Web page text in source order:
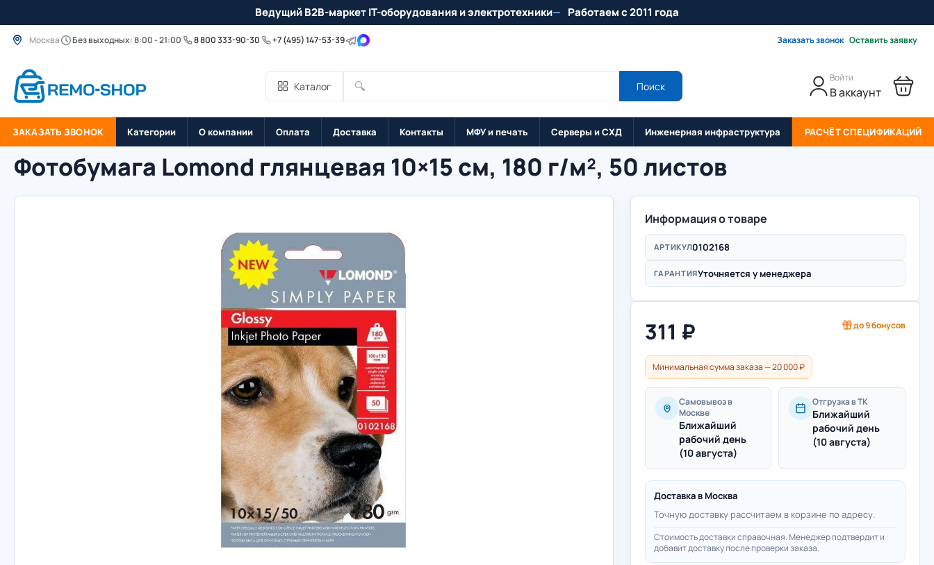
Ведущий B2B-маркет IT-оборудования и электротехники Работаем с 2011 года
Москва Без выходных: 8:00 - 21:00 8 800 333-90-30 +7 (495) 147-53-39 Заказать звонок Оставить заявку
Каталог 🔍 Поиск
Войти
В аккаунт
ЗАКАЗАТЬ ЗВОНОК Категории О компании Оплата Доставка Контакты МФУ и печать Серверы и СХД Инженерная инфраструктура РАСЧЁТ СПЕЦИФИКАЦИЙ
Фотобумага Lomond глянцевая 10×15 см, 180 г/м², 50 листов
Информация о товаре
АРТИКУЛ0102168
ГАРАНТИЯУточняется у менеджера
311 ₽ до9бонусов
Минимальная сумма заказа — 20 000 ₽
Самовывоз в
Москве
Ближайший
рабочий день
(10 августа)
Отгрузка в ТК
Ближайший
рабочий день
(10 августа)
Доставка в Москва
Точную доставку рассчитаем в корзине по адресу.
Стоимость доставки справочная. Менеджер подтвердит и
добавит доставку после проверки заказа.